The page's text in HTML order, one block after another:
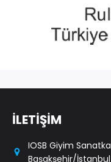
İLETİŞİM
IOSB Giyim
Başakşehir/İstanbul